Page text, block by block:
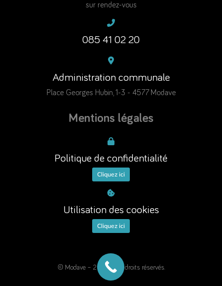
sur rendez-vous
085 41 02 20
Administration communale
Place Georges Hubin, 1-3 - 4577 Modave
Mentions légales
Politique de confidentialité
Cliquez ici
Utilisation des cookies
Cliquez ici
© Modave – 2025. Tous droits réservés.